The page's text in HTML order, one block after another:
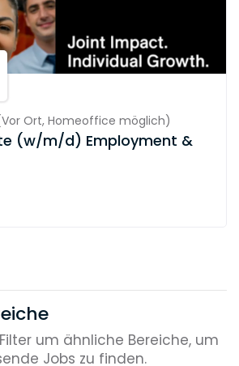
Vor Ort, Homeoffice möglich)
(w/m/d) Employment &
um ähnliche Bereiche, um
Jobs zu finden.